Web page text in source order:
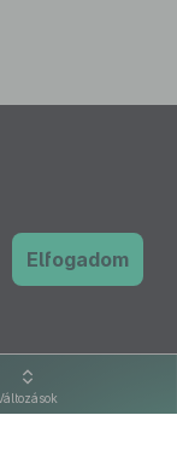
Elfogadom